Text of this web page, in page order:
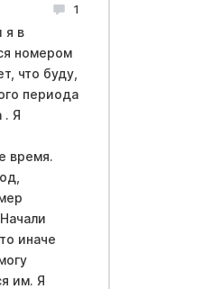
1
я в
номером
что буду,
периода
. Я
время.
иначе
им. Я